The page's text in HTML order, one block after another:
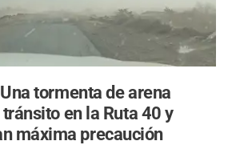
Una tormenta de arena
en la Ruta 40 y
máxima precaución